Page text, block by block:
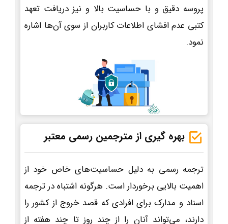
پروسه دقیق و با حساسیت بالا و نیز دریافت تعهد
کتبی عدم افشای اطلاعات کاربران از سوی آن‌ها اشاره
نمود.
بهره گیری از مترجمین رسمی معتبر
ترجمه رسمی به دلیل حساسیت‌های خاص خود از
اهمیت بالایی برخوردار است. هرگونه اشتباه در ترجمه
اسناد و مدارک برای افرادی که قصد خروج از کشور را
دارند، می‌تواند آنان را از چند روز تا چند هفته از